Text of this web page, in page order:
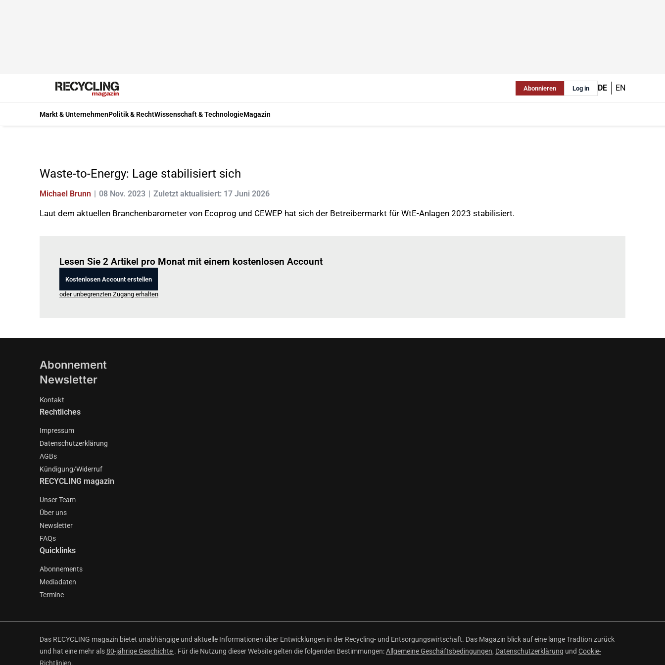
Abonnieren Log in DE EN
Markt & UnternehmenPolitik & RechtWissenschaft & TechnologieMagazin
Waste-to-Energy: Lage stabilisiert sich
Michael Brunn 08 Nov. 2023 Zuletzt aktualisiert: 17 Juni 2026
Laut dem aktuellen Branchenbarometer von Ecoprog und CEWEP hat sich der Betreibermarkt für WtE-Anlagen 2023 stabilisiert.
Lesen Sie 2 Artikel pro Monat mit einem kostenlosen Account
Kostenlosen Account erstellen
oder unbegrenzten Zugang erhalten
Abonnement
Newsletter
Kontakt
Rechtliches
Impressum
Datenschutzerklärung
AGBs
Kündigung/Widerruf
RECYCLING magazin
Unser Team
Über uns
Newsletter
FAQs
Quicklinks
Abonnements
Mediadaten
Termine
Das RECYCLING magazin bietet unabhängige und aktuelle Informationen über Entwicklungen in der Recycling- und Entsorgungswirtschaft. Das Magazin blick auf eine lange Tradtion zurück
und hat eine mehr als80-jährige Geschichte . Für die Nutzung dieser Website gelten die folgenden Bestimmungen:Allgemeine Geschäftsbedingungen, Datenschutzerklärung und Cookie-
Richtlinien.